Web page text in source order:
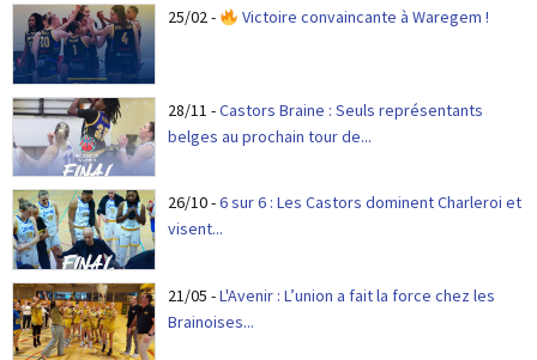
25/02- Victoire convaincante à Waregem !
28/11 -Castors Braine : Seuls représentants
belges au prochain tour de...
26/10-6 sur 6 : Les Castors dominent Charleroi et
visent...
21/05 -L'Avenir : L’union a fait la force chez les
Brainoises...